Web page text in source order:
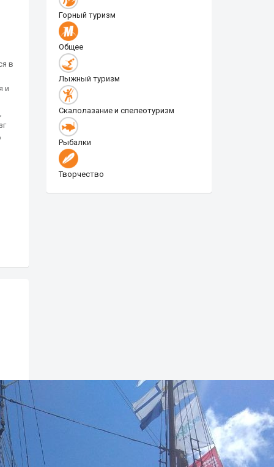
в
и
Горный туризм
Общее
Лыжный туризм
Скалолазание и спелеотуризм
Рыбалки
Творчество